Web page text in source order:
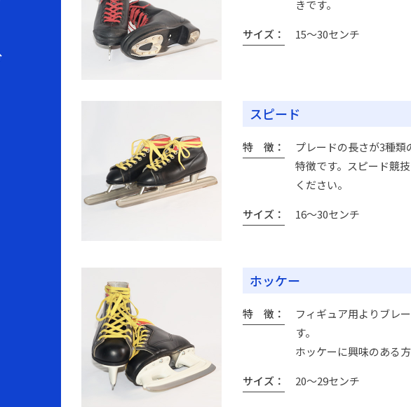
きです。
サイズ
15～30センチ
スピード
特 徴
プレードの長さが3種
特徴です。スピード競
ください。
サイズ
16～30センチ
ホッケー
特 徴
フィギュア用よりブレ
す。
ホッケーに興味のある
サイズ
20～29センチ